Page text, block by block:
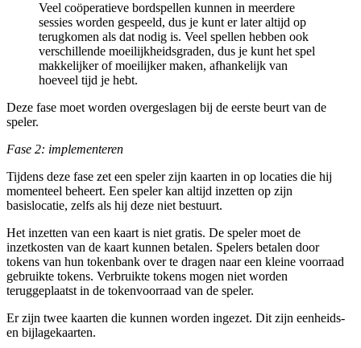
Veel coöperatieve bordspellen kunnen in meerdere
sessies worden gespeeld, dus je kunt er later altijd op
terugkomen als dat nodig is. Veel spellen hebben ook
verschillende moeilijkheidsgraden, dus je kunt het spel
makkelijker of moeilijker maken, afhankelijk van
hoeveel tijd je hebt.
Deze fase moet worden overgeslagen bij de eerste beurt van de
speler.
Fase 2: implementeren
Tijdens deze fase zet een speler zijn kaarten in op locaties die hij
momenteel beheert. Een speler kan altijd inzetten op zijn
basislocatie, zelfs als hij deze niet bestuurt.
Het inzetten van een kaart is niet gratis. De speler moet de
inzetkosten van de kaart kunnen betalen. Spelers betalen door
tokens van hun tokenbank over te dragen naar een kleine voorraad
gebruikte tokens. Verbruikte tokens mogen niet worden
teruggeplaatst in de tokenvoorraad van de speler.
Er zijn twee kaarten die kunnen worden ingezet. Dit zijn eenheids-
en bijlagekaarten.